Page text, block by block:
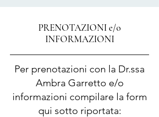
PRENOTAZIONI e/o
INFORMAZIONI
Per prenotazioni con la Dr.ssa
Ambra Garretto e/o
informazioni compilare la form
qui sotto riportata: